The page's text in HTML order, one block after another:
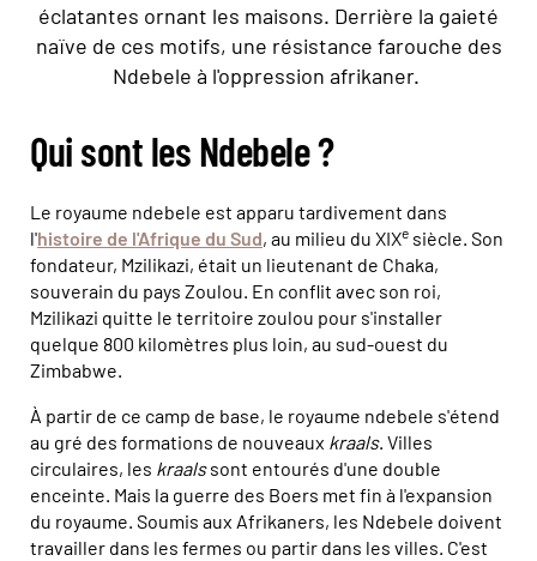
éclatantes ornant les maisons. Derrière la gaieté
naïve de ces motifs, une résistance farouche des
Ndebele à l'oppression afrikaner.
Qui sont les Ndebele ?
Le royaume ndebele est apparu tardivement dans
l'histoire de l'Afrique du Sud, au milieu du XIXe siècle. Son
fondateur, Mzilikazi, était un lieutenant de Chaka,
souverain du pays Zoulou. En conflit avec son roi,
Mzilikazi quitte le territoire zoulou pour s'installer
quelque 800 kilomètres plus loin, au sud-ouest du
Zimbabwe.
À partir de ce camp de base, le royaume ndebele s'étend
au gré des formations de nouveaux kraals. Villes
circulaires, les kraalssont entourés d'une double
enceinte. Mais la guerre des Boers met fin à l'expansion
du royaume. Soumis aux Afrikaners, les Ndebele doivent
travailler dans les fermes ou partir dans les villes. C'est